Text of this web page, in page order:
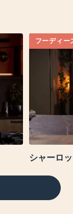
フーディー
シャーロ